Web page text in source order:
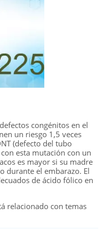
congénitos en el
un riesgo 1,5 veces
(defecto del tubo
esta mutación con un
es mayor si su madre
durante el embarazo. El
de ácido fólico en
relacionado con temas